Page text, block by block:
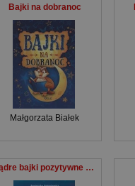
Bajki na dobranoc
Małgorzata Białek
Mądre bajki pozytywne myślenie